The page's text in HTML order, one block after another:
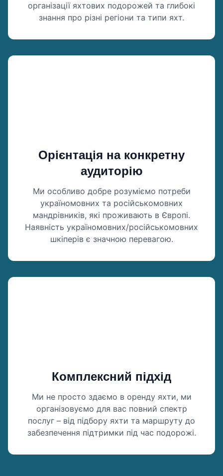
організації яхтових подорожей та глибокі
знання про різні регіони та типи яхт.
Орієнтація на конкретну
аудиторію
Ми особливо добре розуміємо потреби
україномовних та російськомовних
мандрівників, які проживають в Європі.
Наявність україномовних/російськомовних
шкіперів є значною перевагою.
Комплексний підхід
Ми не просто здаємо в оренду яхти, ми
організовуємо для вас повний спектр
послуг – від підбору яхти та маршруту до
забезпечення підтримки під час подорожі.